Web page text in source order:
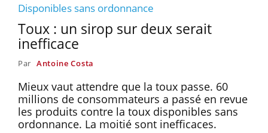
Disponibles sans ordonnance
Toux : un sirop sur deux serait
inefficace
Par Antoine Costa
Mieux vaut attendre que la toux passe. 60
millions de consommateurs a passé en revue
les produits contre la toux disponibles sans
ordonnance. La moitié sont inefficaces.